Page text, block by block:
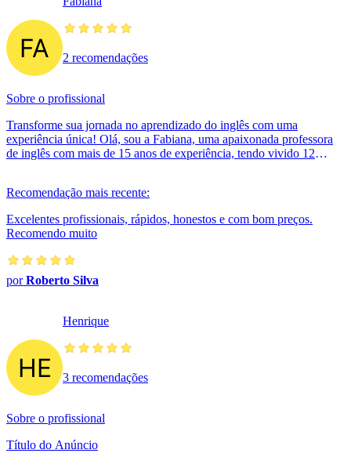
2 recomendações
Sobre o profissional
Transforme sua jornada no aprendizado do inglês com uma
experiência única! Olá, sou a Fabiana, uma apaixonada professora
de inglês com mais de 15 anos de experiência, tendo vivido 12
Recomendação mais recente:
Excelentes profissionais, rápidos, honestos e com bom preços.
Recomendo muito
porRoberto Silva
Henrique
3 recomendações
Sobre o profissional
Título do Anúncio